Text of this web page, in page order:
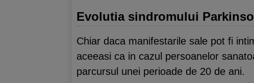
Evolutia sindromului
Chiar daca manifestarile sale pot fi
aceeasi ca in cazul persoanelor
parcursul unei perioade de 20 de ani.